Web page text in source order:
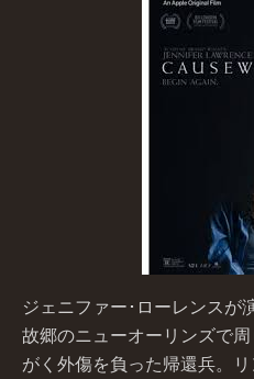
ジェニファー･ローレンスが
故郷のニューオーリンズで
がく外傷を負った帰還兵。